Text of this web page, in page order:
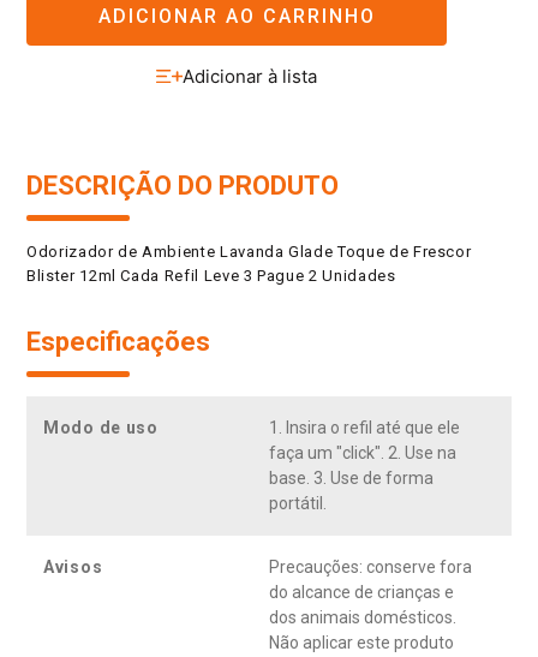
ADICIONAR AO CARRINHO
DESCRIÇÃO DO PRODUTO
Odorizador de Ambiente Lavanda Glade Toque de Frescor
Blister 12ml Cada Refil Leve 3 Pague 2 Unidades
Especificações
Modo de uso
1. Insira o refil até que ele
faça um "click". 2. Use na
base. 3. Use de forma
portátil.
Avisos
Precauções: conserve fora
do alcance de crianças e
dos animais domésticos.
Não aplicar este produto